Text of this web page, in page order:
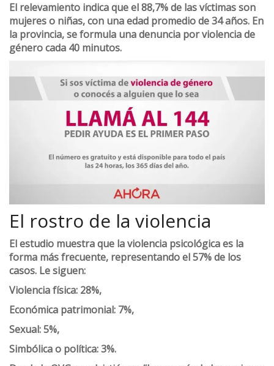
El relevamiento indica que el 88,7% de las víctimas son
mujeres o niñas, con una edad promedio de 34 años. En
la provincia, se formula una denuncia por violencia de
género cada 40 minutos.
El rostro de la violencia
El estudio muestra que laviolencia psicológicaes la
forma más frecuente, representando el57% de los
casos. Le siguen:
Violencia física: 28%,
Económica patrimonial: 7%,
Sexual: 5%,
Simbólica o política: 3%.